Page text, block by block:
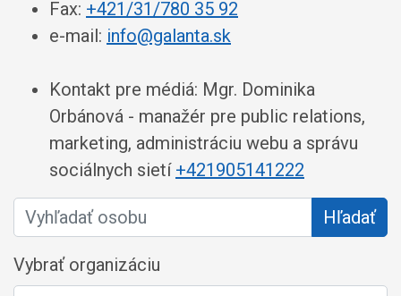
Fax: +421/31/780 35 92
e-mail: info@galanta.sk
Kontakt pre médiá: Mgr. Dominika
Orbánová - manažér pre public relations,
marketing, administráciu webu a správu
sociálnych sietí +421905141222
Vyhľadať osobu
Hľadať
Vybrať organizáciu